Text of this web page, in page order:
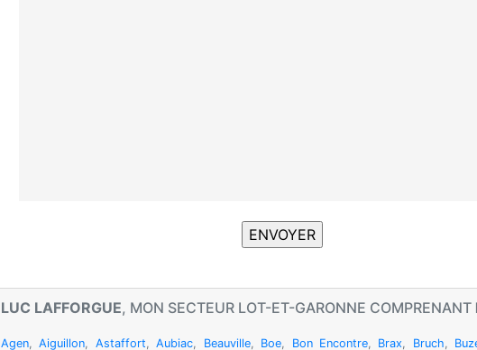
LUC LAFFORGUE, MON SECTEUR LOT-ET-GARONNE COMPRENANT
Agen ,Aiguillon Astaffort ,Aubiac Beauville, Boe Bon Encontre, Brax Bruch